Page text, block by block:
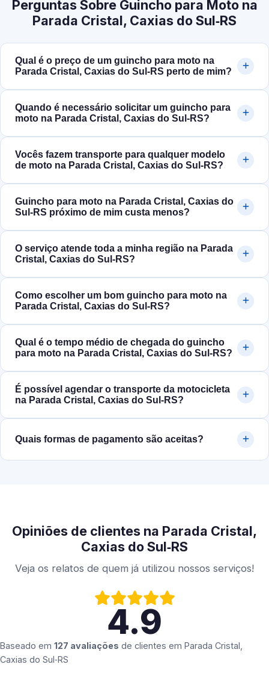
Perguntas Sobre Guincho para Moto na
Parada Cristal, Caxias do Sul‑RS
Qual é o preço de um guincho para moto na
Parada Cristal, Caxias do Sul‑RS perto de mim?
Quando é necessário solicitar um guincho para
moto na Parada Cristal, Caxias do Sul‑RS?
Vocês fazem transporte para qualquer modelo
de moto na Parada Cristal, Caxias do Sul‑RS?
Guincho para moto na Parada Cristal, Caxias do
Sul‑RS próximo de mim custa menos?
O serviço atende toda a minha região na Parada
Cristal, Caxias do Sul‑RS?
Como escolher um bom guincho para moto na
Parada Cristal, Caxias do Sul‑RS?
Qual é o tempo médio de chegada do guincho
para moto na Parada Cristal, Caxias do Sul‑RS?
É possível agendar o transporte da motocicleta
na Parada Cristal, Caxias do Sul‑RS?
Quais formas de pagamento são aceitas?
Opiniões de clientes na Parada Cristal,
Caxias do Sul‑RS
Veja os relatos de quem já utilizou nossos serviços!
4.9
Baseado em 127 avaliações de clientes em Parada Cristal,
Caxias do Sul‑RS